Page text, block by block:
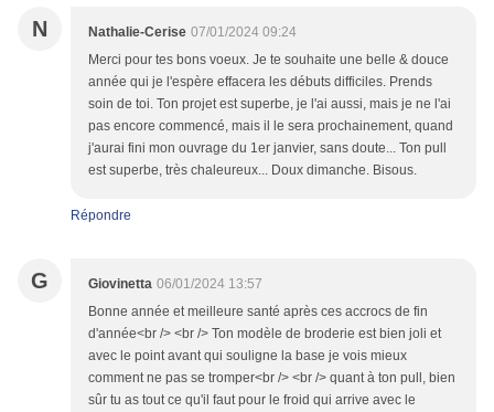
N Nathalie-Cerise 07/01/2024 09:24
Merci pour tes bons voeux. Je te souhaite une belle & douce
année qui je l'espère effacera les débuts difficiles. Prends
soin de toi. Ton projet est superbe, je l'ai aussi, mais je ne l'ai
pas encore commencé, mais il le sera prochainement, quand
j'aurai fini mon ouvrage du 1er janvier, sans doute... Ton pull
est superbe, très chaleureux... Doux dimanche. Bisous.
Répondre
G Giovinetta 06/01/2024 13:57
Bonne année et meilleure santé après ces accrocs de fin
d'année<br /> <br /> Ton modèle de broderie est bien joli et
avec le point avant qui souligne la base je vois mieux
comment ne pas se tromper<br /> <br /> quant à ton pull, bien
sûr tu as tout ce qu'il faut pour le froid qui arrive avec le